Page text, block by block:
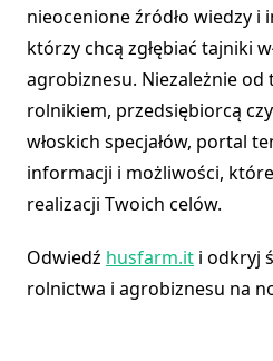
nieocenione źródło wiedzy i
którzy chcą zgłębiać tajniki
agrobiznesu. Niezależnie od
rolnikiem, przedsiębiorcą
włoskich specjałów, portal
informacji i możliwości,
realizacji Twoich celów.
Odwiedź husfarm.it i odkryj
rolnictwa i agrobiznesu na